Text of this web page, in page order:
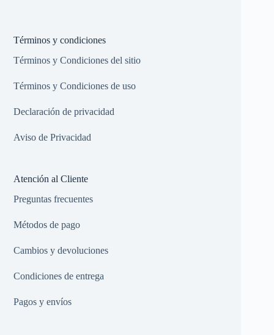
Términos y condiciones
Términos y Condiciones del sitio
Términos y Condiciones de uso
Declaración de privacidad
Aviso de Privacidad
Atención al Cliente
Preguntas frecuentes
Métodos de pago
Cambios y devoluciones
Condiciones de entrega
Pagos y envíos